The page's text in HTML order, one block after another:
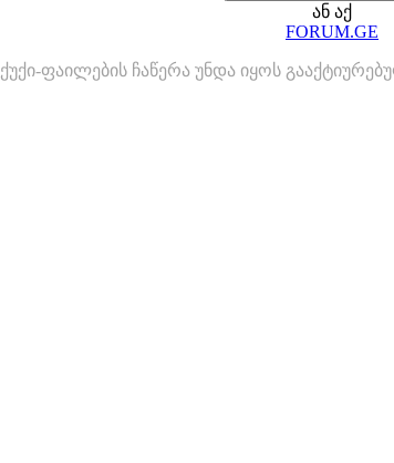
ან აქ
FORUM.GE
ქუქი-ფაილების ჩაწერა უნდა იყოს